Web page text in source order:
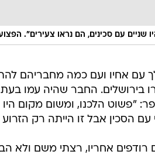
שניים עם סכינים, הם נראו צעירים".
עם אחיו ועם כמה מחבריהם
בירושלים. החבר שהיה עמו
"פשוט הלכנו, ומשום מקום
הסכין אבל זו הייתה רק הזרוע
רודפים אחריו, רצתי משם ולא